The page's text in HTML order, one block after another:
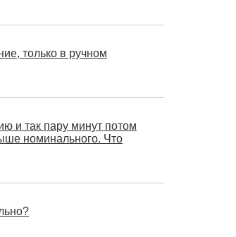
только в ручном
и так пару минут потом
номинального. Что